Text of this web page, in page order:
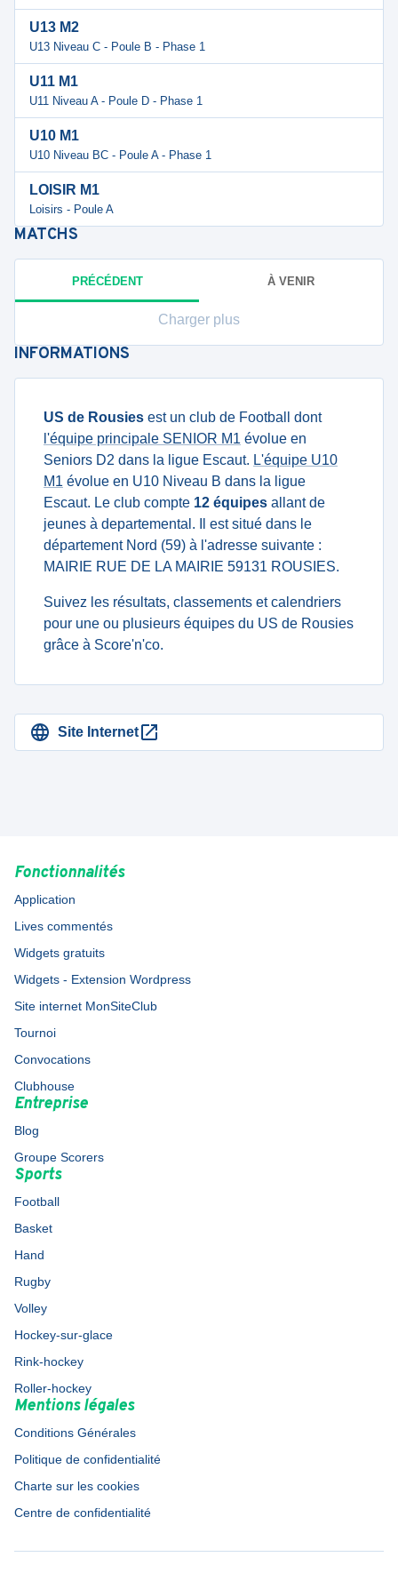
U13 M2
U13 Niveau C - Poule B - Phase 1
U11 M1
U11 Niveau A - Poule D - Phase 1
U10 M1
U10 Niveau BC - Poule A - Phase 1
LOISIR M1
Loisirs - Poule A
MATCHS
PRÉCÉDENT À VENIR
Charger plus
INFORMATIONS
US de Rousies est un club de Football dont
l'équipe principale SENIOR M1 évolue en
Seniors D2 dans la ligue Escaut. L'équipe U10
M1 évolue en U10 Niveau B dans la ligue
Escaut. Le club compte 12 équipes allant de
jeunes à departemental. Il est situé dans le
département Nord (59) à l'adresse suivante :
MAIRIE RUE DE LA MAIRIE 59131 ROUSIES.
Suivez les résultats, classements et calendriers
pour une ou plusieurs équipes du US de Rousies
grâce à Score'n'co.
Site Internet
Fonctionnalités
Application
Lives commentés
Widgets gratuits
Widgets - Extension Wordpress
Site internet MonSiteClub
Tournoi
Convocations
Clubhouse
Entreprise
Blog
Groupe Scorers
Sports
Football
Basket
Hand
Rugby
Volley
Hockey-sur-glace
Rink-hockey
Roller-hockey
Mentions légales
Conditions Générales
Politique de confidentialité
Charte sur les cookies
Centre de confidentialité